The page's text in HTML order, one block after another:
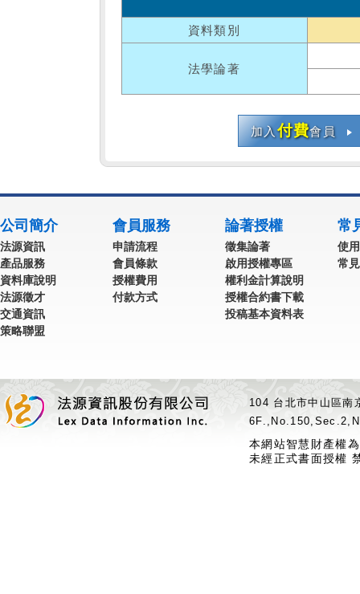
資料類別
法學論著
加入付費會員
公司簡介
法源資訊
產品服務
資料庫說明
法源徵才
交通資訊
策略聯盟
會員服務
申請流程
會員條款
授權費用
付款方式
論著授權
徵集論著
啟用授權專區
權利金計算說明
授權合約書下載
投稿基本資料表
常
使
常
104 台北市中山區
本網站智慧財產權
未經正式書面授權